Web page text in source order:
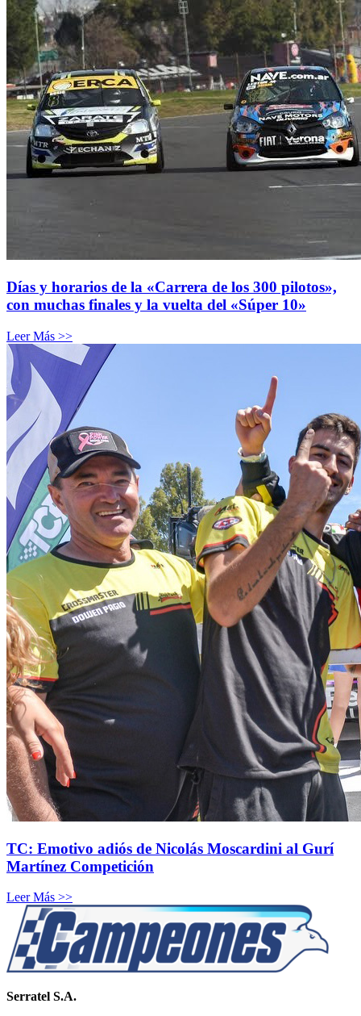
Días y horarios de la «Carrera de los 300 pilotos»,
con muchas finales y la vuelta del «Súper 10»
Leer Más >>
TC: Emotivo adiós de Nicolás Moscardini al Gurí
Martínez Competición
Leer Más >>
Serratel S.A.